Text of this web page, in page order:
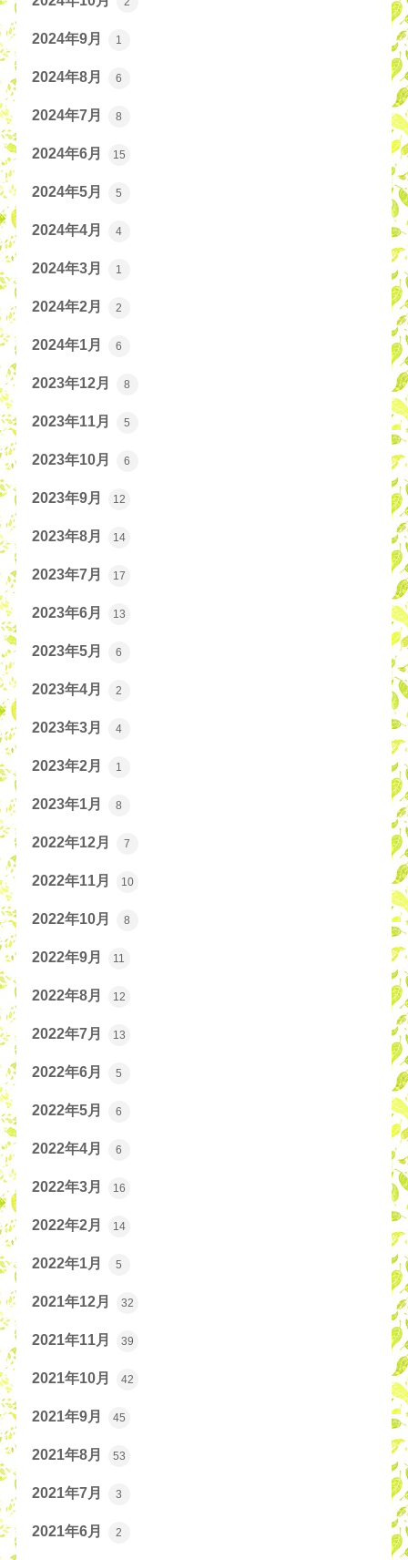
2024年9月 1
2024年8月 6
2024年7月 8
2024年6月 15
2024年5月 5
2024年4月 4
2024年3月 1
2024年2月 2
2024年1月 6
2023年12月 8
2023年11月 5
2023年10月 6
2023年9月 12
2023年8月 14
2023年7月 17
2023年6月 13
2023年5月 6
2023年4月 2
2023年3月 4
2023年2月 1
2023年1月 8
2022年12月 7
2022年11月 10
2022年10月 8
2022年9月 11
2022年8月 12
2022年7月 13
2022年6月 5
2022年5月 6
2022年4月 6
2022年3月 16
2022年2月 14
2022年1月 5
2021年12月 32
2021年11月 39
2021年10月 42
2021年9月 45
2021年8月 53
2021年7月 3
2021年6月 2